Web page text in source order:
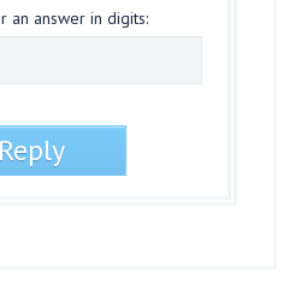
an answer in digits: